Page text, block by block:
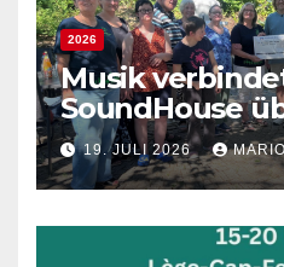
2026
Musik
SoundHouse
Spende an die
Sandhausen
19. JULI 2026